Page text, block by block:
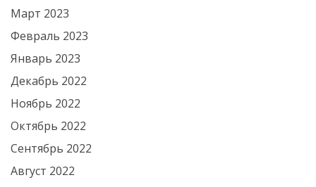
Март 2023
Февраль 2023
Январь 2023
Декабрь 2022
Ноябрь 2022
Октябрь 2022
Сентябрь 2022
Август 2022